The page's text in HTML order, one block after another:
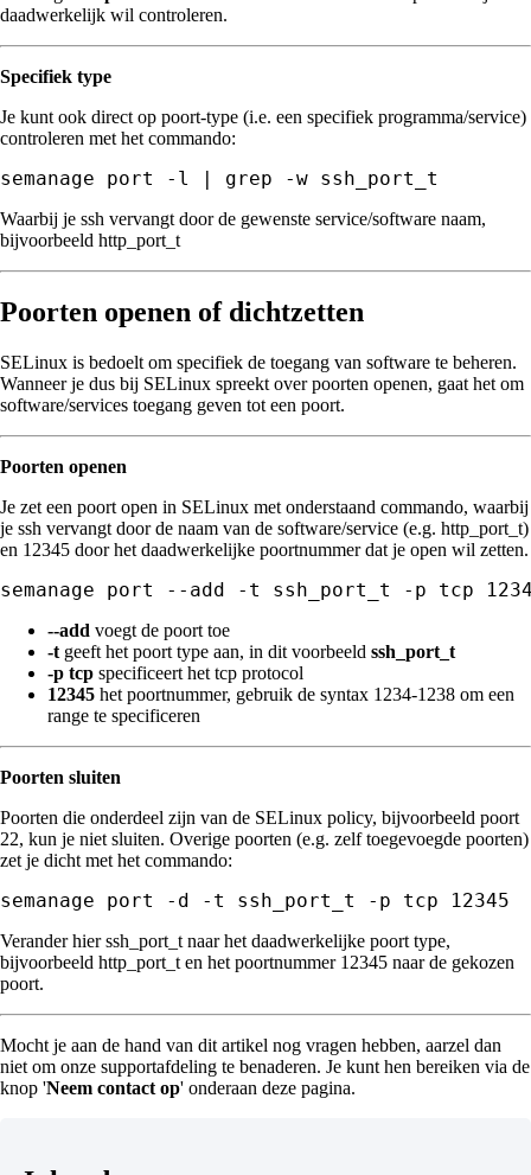
daadwerkelijk wil controleren.
Specifiek type
Je kunt ook direct op poort-type (i.e. een specifiek programma/service)
controleren met het commando:
semanage port -l | grep -w ssh_port_t
Waarbij je ssh vervangt door de gewenste service/software naam,
bijvoorbeeld http_port_t
Poorten openen of dichtzetten
SELinux is bedoelt om specifiek de toegang van software te beheren.
Wanneer je dus bij SELinux spreekt over poorten openen, gaat het om
software/services toegang geven tot een poort.
Poorten openen
Je zet een poort open in SELinux met onderstaand commando, waarbij
je ssh vervangt door de naam van de software/service (e.g. http_port_t)
en 12345 door het daadwerkelijke poortnummer dat je open wil zetten.
semanage port --add -t ssh_port_t -p tcp
--add voegt de poort toe
-t geeft het poort type aan, in dit voorbeeld ssh_port_t
-p tcp specificeert het tcp protocol
12345 het poortnummer, gebruik de syntax 1234-1238 om een
range te specificeren
Poorten sluiten
Poorten die onderdeel zijn van de SELinux policy, bijvoorbeeld poort
22, kun je niet sluiten. Overige poorten (e.g. zelf toegevoegde poorten)
zet je dicht met het commando:
semanage port -d -t ssh_port_t -p tcp 12345
Verander hier ssh_port_t naar het daadwerkelijke poort type,
bijvoorbeeld http_port_t en het poortnummer 12345 naar de gekozen
poort.
Mocht je aan de hand van dit artikel nog vragen hebben, aarzel dan
niet om onze supportafdeling te benaderen. Je kunt hen bereiken via de
knop 'Neem contact op' onderaan deze pagina.